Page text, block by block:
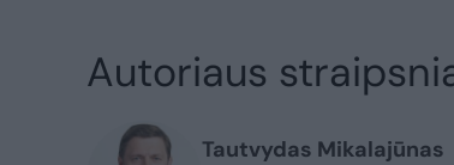
Autoriaus
Tautvydas Mikalajūnas